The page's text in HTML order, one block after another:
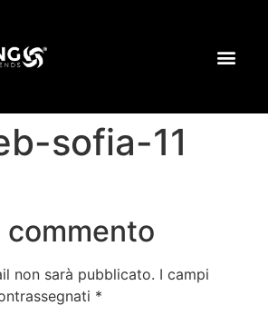
sofia-11
commento
non sarà pubblicato. I campi
*